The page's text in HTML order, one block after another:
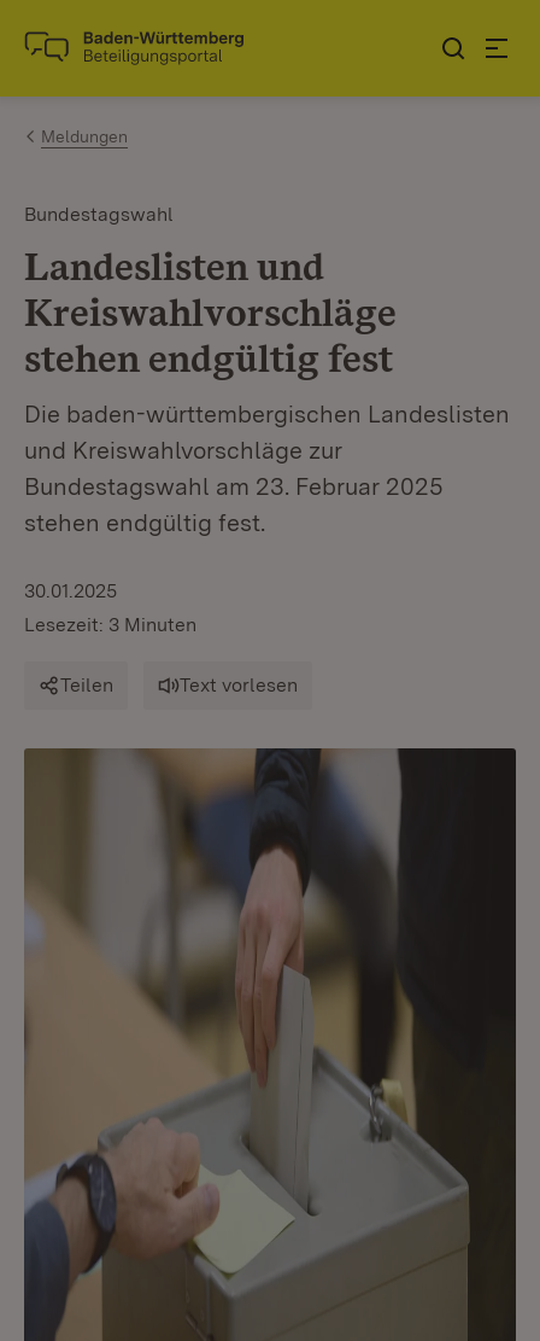
Zum Inhalt springen
Link zur Startseite
Meldungen
Bundestagswahl
Landeslisten und
Kreiswahlvorschläge
stehen endgültig fest
Die baden-württembergischen Landeslisten
und Kreiswahlvorschläge zur
Bundestagswahl am 23. Februar 2025
stehen endgültig fest.
30.01.2025
Lesezeit: 3 Minuten
Teilen Text vorlesen